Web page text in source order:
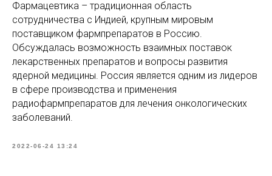
Фармацевтика – традиционная область
сотрудничества с Индией, крупным мировым
поставщиком фармпрепаратов в Россию.
Обсуждалась возможность взаимных поставок
лекарственных препаратов и вопросы развития
ядерной медицины. Россия является одним из лидеров
в сфере производства и применения
радиофармпрепаратов для лечения онкологических
заболеваний.
2022-06-24 13:24